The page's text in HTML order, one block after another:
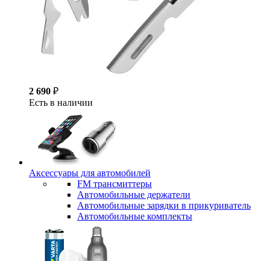
2 690 ₽
Есть в наличии
Аксессуары для автомобилей
FM трансмиттеры
Автомобильные держатели
Автомобильные зарядки в прикуриватель
Автомобильные комплекты